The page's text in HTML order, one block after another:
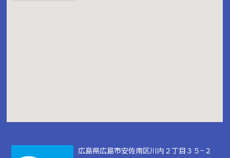
広島県広島市安佐南区川内２丁目３５−２